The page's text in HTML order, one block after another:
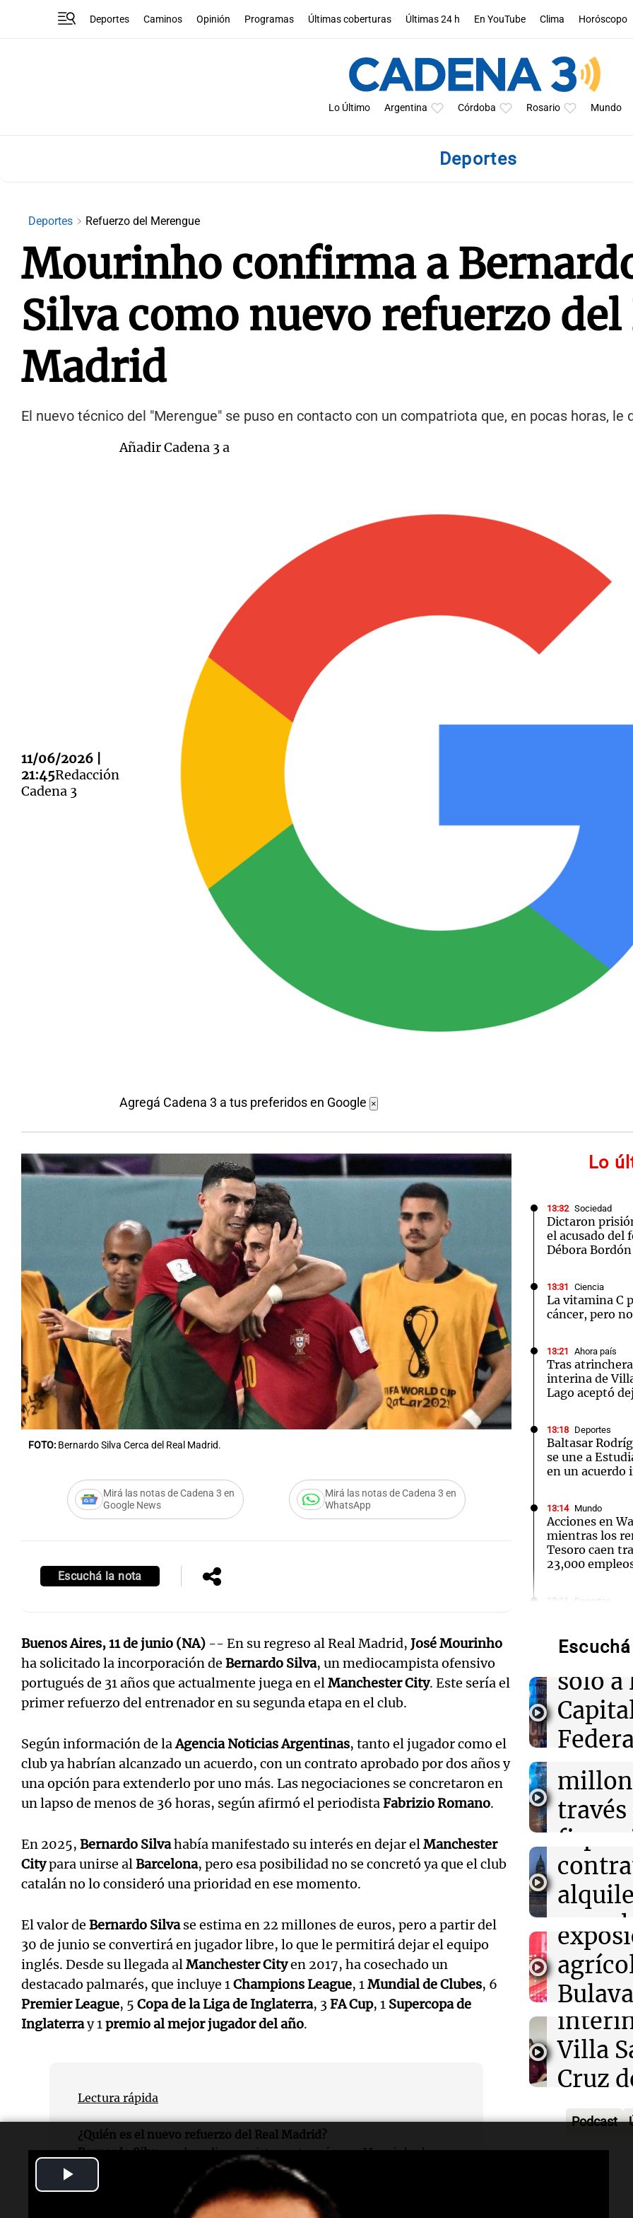
Deportes Caminos Opinión Programas Últimas coberturas Últimas 24 h En YouTube Clima Horóscopo
Lo Último Argentina Córdoba Rosario Mundo
Deportes
Deportes Refuerzo del Merengue
Mourinho confirma a
Silva como nuevo refuerzo del
Madrid
El nuevo técnico del "Merengue" se puso en contacto con un compatriota que, en pocas horas, le
11/06/2026 |
21:45Redacción
Cadena 3
Añadir Cadena 3 a
Agregá Cadena 3 a tus preferidos en Google ×
FOTO: Bernardo Silva Cerca del Real Madrid.
Mirá las notas de Cadena 3 en
Google News
Mirá las notas de Cadena 3 en
WhatsApp
Escuchá la nota
Buenos Aires, 11 de junio (NA) -- En su regreso al Real Madrid, José Mourinho
ha solicitado la incorporación de Bernardo Silva, un mediocampista ofensivo
portugués de 31 años que actualmente juega en elManchester City. Este sería el
primer refuerzo del entrenador en su segunda etapa en el club.
Según información de laAgencia Noticias Argentinas, tanto el jugador como el
club ya habrían alcanzado un acuerdo, con un contrato aprobado por dos años y
una opción para extenderlo por uno más. Las negociaciones se concretaron en
un lapso de menos de 36 horas, según afirmó el periodistaFabrizio Romano.
En 2025, Bernardo Silvahabía manifestado su interés en dejar elManchester
Citypara unirse alBarcelona, pero esa posibilidad no se concretó ya que el club
catalán no lo consideró una prioridad en ese momento.
El valor de Bernardo Silvase estima en 22 millones de euros, pero a partir del
30 de junio se convertirá en jugador libre, lo que le permitirá dejar el equipo
inglés. Desde su llegada alManchester Cityen 2017, ha cosechado un
destacado palmarés, que incluye 1Champions League, 1Mundial de Clubes, 6
Premier League, 5 Copa de la Liga de Inglaterra, 3FA Cup, 1 Supercopa de
Inglaterray 1premio al mejor jugador del año.
Lectura rápida
¿Quién es el nuevo refuerzo del Real Madrid?
Bernardo Silvaes el mediocampista portugués que Mourinho ha
¿Qué acuerdo se alcanzó?
Lo
13:32 Sociedad
Dictaron
el acusado del
Débora
13:31 Ciencia
La vitamina C
cáncer, pero
13:21 Ahora país
Tras
interina de
Lago aceptó
13:18 Deportes
Baltasar
se une a
en un acuerdo
13:14 Mundo
Acciones en
mientras los
Tesoro caen
23,000
13:11 Deportes
Vélez
13:08 Deportes
Central recibe
necesitado y
firme
Arabia
Turquía
defensa en La
México y Perú
relaciones
nueve meses
Audio.
ley
solo a
Noticias
Episodios
estafa
través
Rafael
Panorama
Episodios
Audio.
serán
exprés
de
Ahora país
Episodios
Audio.
para
Episodios
Audio.
Villa
Cruz
tras
Audio.
Audio.
inicia
Podcast
Editorial
Notas
Mundial 2026 La Sole en Cadena 3
Notas
Cadena 3